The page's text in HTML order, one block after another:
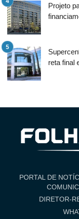
Projeto
reta final
PORTAL DE
DIRETOR-